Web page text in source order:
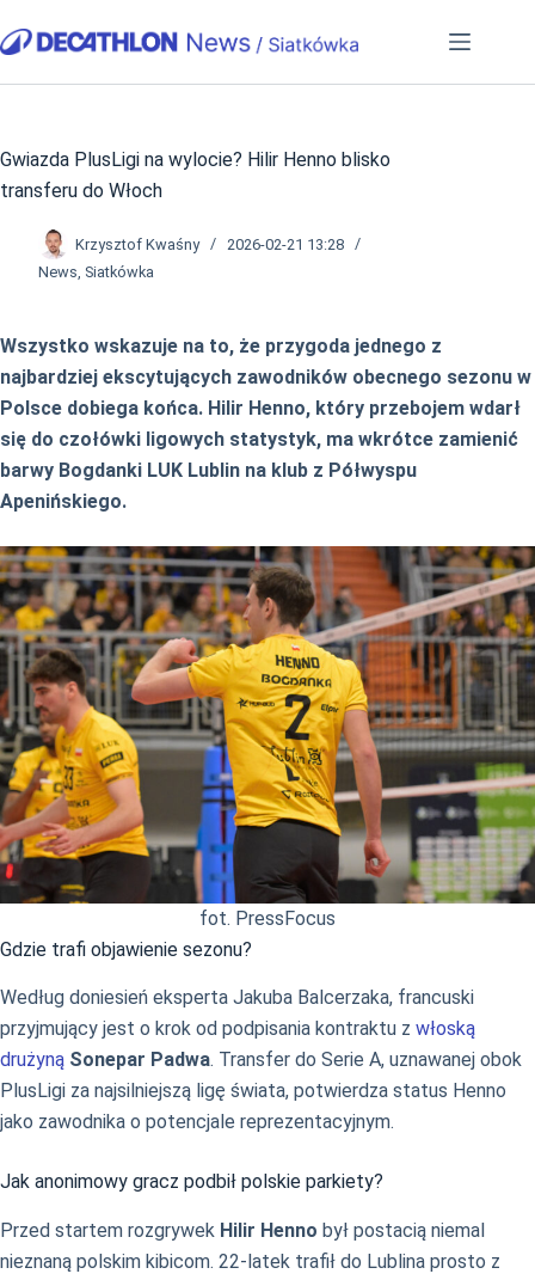
do
Gwiazda PlusLigi na wylocie? Hilir Henno blisko
transferu do Włoch
Krzysztof Kwaśny
2026-02-21 13:28
News, Siatkówka
Wszystko wskazuje na to, że przygoda jednego z
najbardziej ekscytujących zawodników obecnego sezonu w
Polsce dobiega końca. Hilir Henno, który przebojem wdarł
się do czołówki ligowych statystyk, ma wkrótce zamienić
barwy Bogdanki LUK Lublin na klub z Półwyspu
Apenińskiego.
fot. PressFocus
Gdzie trafi objawienie sezonu?
Według doniesień eksperta Jakuba Balcerzaka, francuski
przyjmujący jest o krok od podpisania kontraktu z włoską
drużyną Sonepar Padwa. Transfer do Serie A, uznawanej obok
PlusLigi za najsilniejszą ligę świata, potwierdza status Henno
jako zawodnika o potencjale reprezentacyjnym.
Jak anonimowy gracz podbił polskie parkiety?
Przed startem rozgrywek Hilir Henno był postacią niemal
nieznaną polskim kibicom. 22-latek trafił do Lublina prosto z